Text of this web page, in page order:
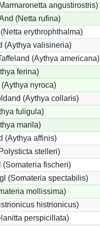
angustirostris)
(Netta rufina)
erythrophthalma)
(Aythya valisineria)
(Aythya americana)
ferina)
nyroca)
(Aythya collaris)
fuligula)
marila)
(Aythya affinis)
stelleri)
(Somateria fischeri)
(Somateria spectabilis)
mollissima)
histrionicus)
perspicillata)